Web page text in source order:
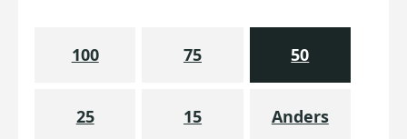
100 75 50
25 15 Anders